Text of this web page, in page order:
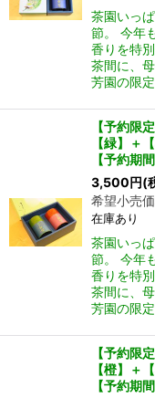
茶園いっ
節。 今年
香りを特
茶間に、
芳園の限
【予約限
【緑】
【予約期
3,500円(
希望小売
在庫あり
茶園いっ
節。 今年
香りを特
茶間に、
芳園の限
【予約限
【橙】
【予約期